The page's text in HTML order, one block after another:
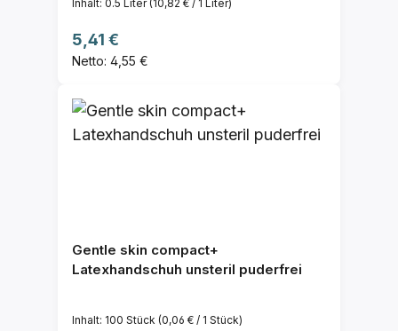
Inhalt: 0.5 Liter(10,82 € / 1 Liter)
Regulärer Preis:
5,41 €
Netto: 4,55 €
Gentle skin compact+
Latexhandschuh unsteril puderfrei
Inhalt: 100 Stück (0,06 € / 1 Stück)